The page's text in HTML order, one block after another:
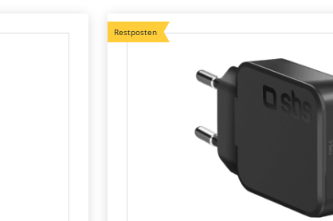
Restposten